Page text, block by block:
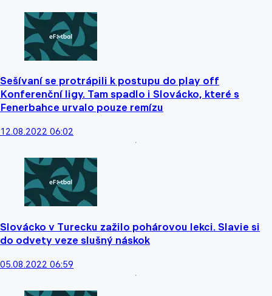
Sešívaní se protrápili k postupu do play off
Konferenční ligy. Tam spadlo i Slovácko, které s
Fenerbahce urvalo pouze remízu
12.08.2022 06:02
Slovácko v Turecku zažilo pohárovou lekci. Slavie si
do odvety veze slušný náskok
05.08.2022 06:59